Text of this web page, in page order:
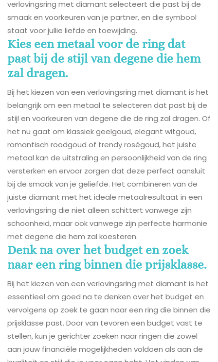
verlovingsring met diamant selecteert die past bij de
smaak en voorkeuren van je partner, en die symbool
staat voor jullie liefde en toewijding.
Kies een metaal voor de ring dat
past bij de stijl van degene die hem
zal dragen.
Bij het kiezen van een verlovingsring met diamant is het
belangrijk om een metaal te selecteren dat past bij de
stijl en voorkeuren van degene die de ring zal dragen. Of
het nu gaat om klassiek geelgoud, elegant witgoud,
romantisch roodgoud of trendy roségoud, het juiste
metaal kan de uitstraling en persoonlijkheid van de ring
versterken en ervoor zorgen dat deze perfect aansluit
bij de smaak van je geliefde. Het combineren van de
juiste diamant met het ideale metaalresultaat in een
verlovingsring die niet alleen schittert vanwege zijn
schoonheid, maar ook vanwege zijn perfecte harmonie
met degene die hem zal koesteren.
Denk na over het budget en zoek
naar een ring binnen die prijsklasse.
Bij het kiezen van een verlovingsring met diamant is het
essentieel om goed na te denken over het budget en
vervolgens op zoek te gaan naar een ring die binnen die
prijsklasse past. Door van tevoren een budget vast te
stellen, kun je gerichter zoeken naar ringen die zowel
aan jouw financiële mogelijkheden voldoen als aan de